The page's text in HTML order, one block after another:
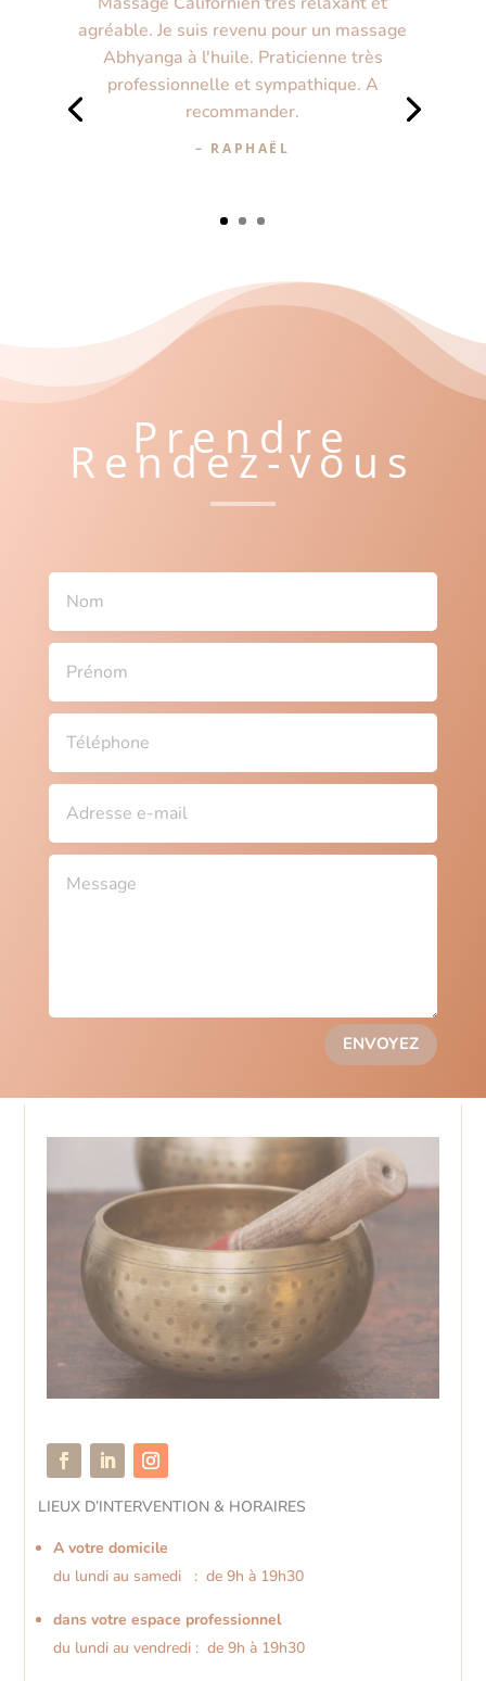
agréable. Je suis revenu pour un massage
Abhyanga à l'huile. Praticienne très
professionnelle et sympathique. A
recommander.
– RAPHAËL
Prendre
Rendez-vous
ENVOYEZ
LIEUX D’INTERVENTION & HORAIRES
A votre domicile
du lundi au samedi : de 9h à 19h30
dans votre espace professionnel
du lundi au vendredi : de 9h à 19h30